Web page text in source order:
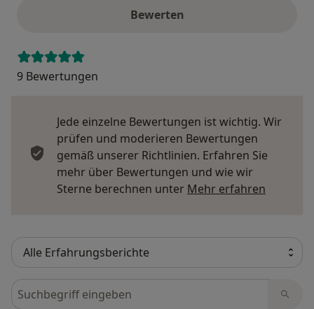
Bewerten
9 Bewertungen
Jede einzelne Bewertungen ist wichtig. Wir
prüfen und moderieren Bewertungen
gemäß unserer Richtlinien. Erfahren Sie
mehr über Bewertungen und wie wir
Sterne berechnen unter Mehr erfahren
Bewertungen durchsuchen